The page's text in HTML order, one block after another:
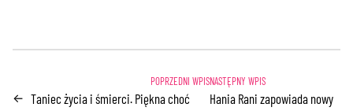
← Taniec życia i śmierci. Piękna choć
Hania Rani zapowiada nowy